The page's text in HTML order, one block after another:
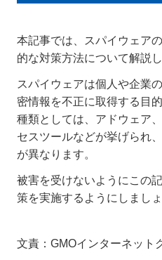
本記事では、スパイウェア
的な対策方法について解説し
スパイウェアは個人や企業
密情報を不正に取得する目
種類としては、アドウェア
セスツールなどが挙げられ
が異なります。
被害を受けないようにこの
策を実施するようにしましょ
文責：GMOインターネット